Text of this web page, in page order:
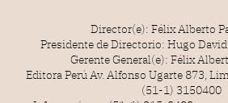
Director(e): Félix Alberto
Presidente de Directorio: Hugo
Gerente General(e): Félix
Editora Perú Av. Alfonso Ugarte 873,
(51-1) 3150400